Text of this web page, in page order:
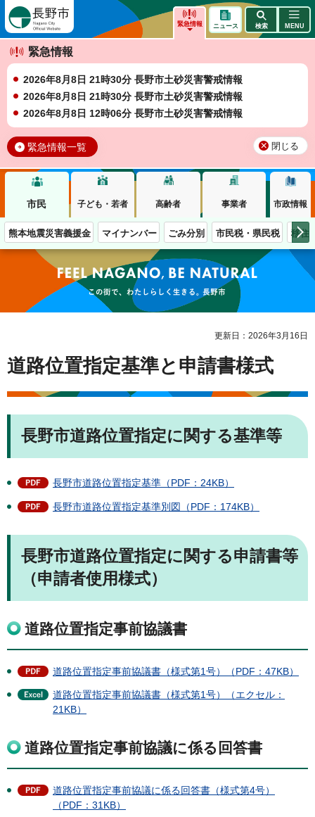
緊急情報
緊急情報
2026年8月8日 21時30分 長野市土砂災害警戒情報
2026年8月8日 21時30分 長野市土砂災害警戒情報
2026年8月8日 12時06分 長野市土砂災害警戒情報
緊急情報一覧 閉じる
ニュース 検索 MENU
市民 子ども・若者 高齢者 事業者 市政情報
熊本地震災害義援金 マイナンバー ごみ分別 市民税・県民税 移住
この街で、わたしらしく生きる。長野市
更新日：2026年3月16日
道路位置指定基準と申請書様式
長野市道路位置指定に関する基準等
長野市道路位置指定基準（PDF：24KB）
長野市道路位置指定基準別図（PDF：174KB）
長野市道路位置指定に関する申請書等
（申請者使用様式）
道路位置指定事前協議書
道路位置指定事前協議書（様式第1号）（PDF：47KB）
道路位置指定事前協議書（様式第1号）（エクセル：
21KB）
道路位置指定事前協議に係る回答書
道路位置指定事前協議に係る回答書（様式第4号）
（PDF：31KB）